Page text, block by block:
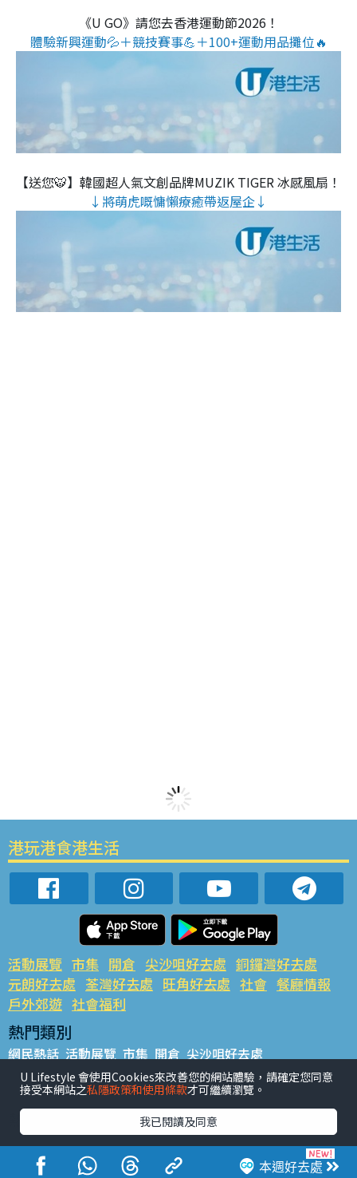
《U GO》請您去香港運動節2026！
體驗新興運動💦＋競技賽事💪＋100+運動用品攤位🔥
【送您🐯】韓國超人氣文創品牌MUZIK TIGER 冰感風扇！
↓將萌虎嘅慵懶療癒帶返屋企↓
本週好去處
港玩港食港生活
活動展覽 市集 開倉 尖沙咀好去處 銅鑼灣好去處
元朗好去處 荃灣好去處 旺角好去處 社會 餐廳情報
戶外郊遊 社會福利
熱門類別
網民熱話 活動展覽 市集 開倉 尖沙咀好去處
銅鑼灣好去處 元朗好去處 荃灣好去處 旺角好去處 社會
餐廳情報 戶外郊遊
熱門標籤
#UGO搵好去處 #人氣活動推介 #美食社群熱話
#親子玩樂好去處
#ULifestyle應用程式
#限時搶
U Lifestyle 會使用Cookies來改善您的網站體驗，請確定您同意
接受本網站之私隱政策和使用條款才可繼續瀏覽。
我已閱讀及同意